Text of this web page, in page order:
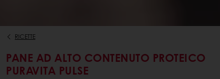
RICETTE
PANE AD ALTO CONTENUTO PROTEICO
PURAVITA PULSE